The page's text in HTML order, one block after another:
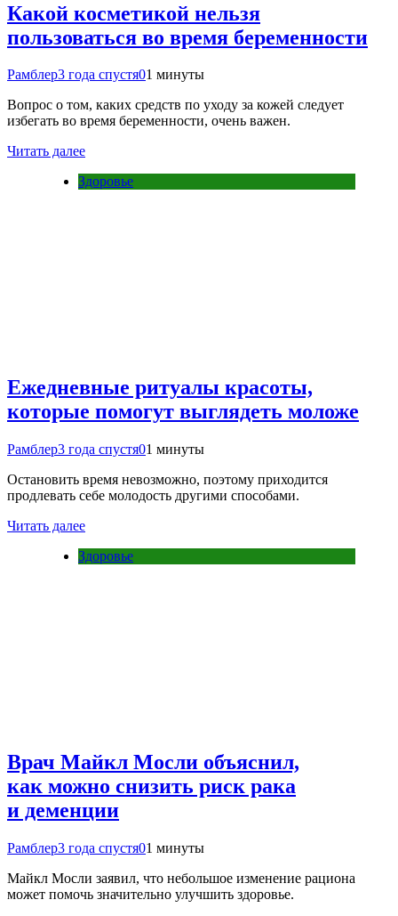
Какой косметикой нельзя
пользоваться во время беременности
Рамблер3 года спустя01 минуты
Вопрос о том, каких средств по уходу за кожей следует
избегать во время беременности, очень важен.
Читать далее
Здоровье
Ежедневные ритуалы красоты,
которые помогут выглядеть моложе
Рамблер3 года спустя01 минуты
Остановить время невозможно, поэтому приходится
продлевать себе молодость другими способами.
Читать далее
Здоровье
Врач Майкл Мосли объяснил,
как можно снизить риск рака
и деменции
Рамблер3 года спустя01 минуты
Майкл Мосли заявил, что небольшое изменение рациона
может помочь значительно улучшить здоровье.